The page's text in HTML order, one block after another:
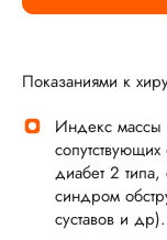
Показаниями к
Индекс массы
диабет 2 типа,
синдром
суставов и др).